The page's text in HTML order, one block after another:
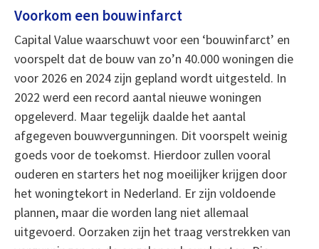
Voorkom een bouwinfarct
Capital Value waarschuwt voor een ‘bouwinfarct’ en
voorspelt dat de bouw van zo’n 40.000 woningen die
voor 2026 en 2024 zijn gepland wordt uitgesteld. In
2022 werd een record aantal nieuwe woningen
opgeleverd. Maar tegelijk daalde het aantal
afgegeven bouwvergunningen. Dit voorspelt weinig
goeds voor de toekomst. Hierdoor zullen vooral
ouderen en starters het nog moeilijker krijgen door
het woningtekort in Nederland. Er zijn voldoende
plannen, maar die worden lang niet allemaal
uitgevoerd. Oorzaken zijn het traag verstrekken van